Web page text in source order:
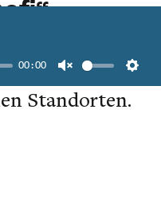
00:00
Unmute
das
mit
Standorten.